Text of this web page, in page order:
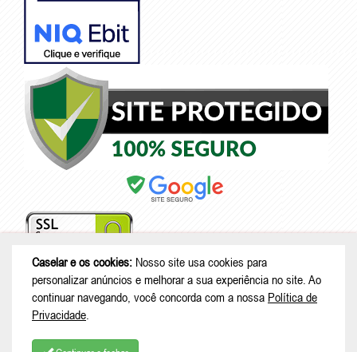
© Copyright 2026 - Caselar - CNPJ: 05.101.950/0001-26 |Rodovia
Deputado Genésio Tureck, 222 - Boehmerwald - São Bento do Sul - SC
Caselar e os cookies: Nosso site usa cookies para
personalizar anúncios e melhorar a sua experiência no site. Ao
continuar navegando, você concorda com a nossa Política de
Privacidade